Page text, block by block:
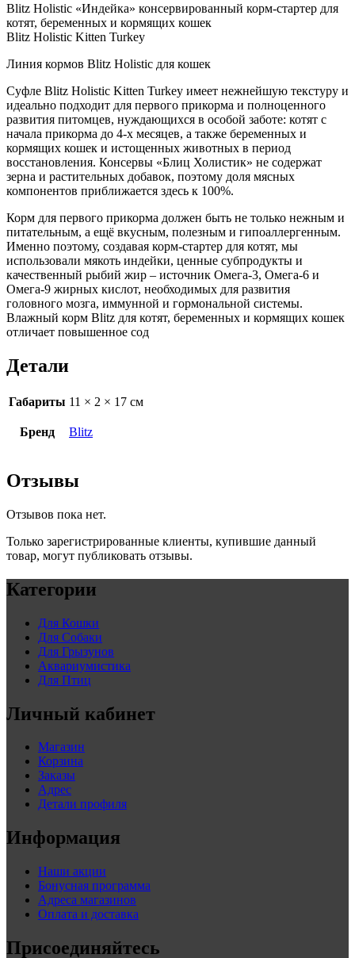
Blitz Holistic «Индейка» консервированный корм-стартер для
котят, беременных и кормящих кошек
Blitz Holistic Kitten Turkey
Линия кормов Blitz Holistic для кошек
Суфле Blitz Holistic Kitten Turkey имеет нежнейшую текстуру и
идеально подходит для первого прикорма и полноценного
развития питомцев, нуждающихся в особой заботе: котят с
начала прикорма до 4-х месяцев, а также беременных и
кормящих кошек и истощенных животных в период
восстановления. Консервы «Блиц Холистик» не содержат
зерна и растительных добавок, поэтому доля мясных
компонентов приближается здесь к 100%.
Корм для первого прикорма должен быть не только нежным и
питательным, а ещё вкусным, полезным и гипоаллергенным.
Именно поэтому, создавая корм-стартер для котят, мы
использовали мякоть индейки, ценные субпродукты и
качественный рыбий жир – источник Омега-3, Омега-6 и
Омега-9 жирных кислот, необходимых для развития
головного мозга, иммунной и гормональной системы.
Влажный корм Blitz для котят, беременных и кормящих кошек
отличает повышенное сод
Детали
Габариты 11 × 2 × 17 см
Бренд Blitz
Отзывы
Отзывов пока нет.
Только зарегистрированные клиенты, купившие данный
товар, могут публиковать отзывы.
Категории
Для Кошки
Для Собаки
Для Грызунов
Аквариумистика
Для Птиц
Личный кабинет
Магазин
Корзина
Заказы
Адрес
Детали профиля
Информация
Наши акции
Бонусная программа
Адреса магазинов
Оплата и доставка
Присоединяйтесь